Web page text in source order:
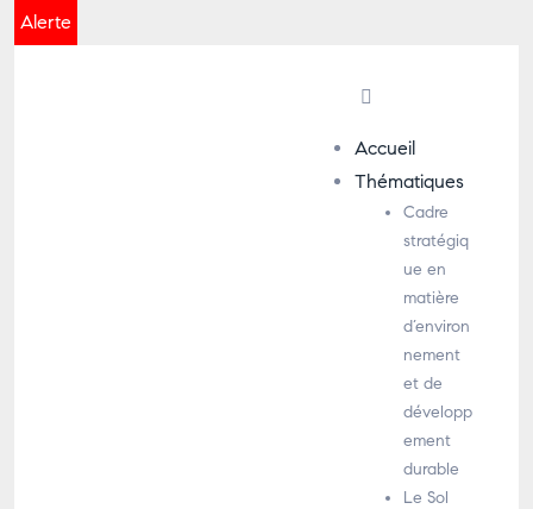
Alerte
Accueil
Thématiques
Cadre
stratégiq
ue en
matière
d’environ
nement
et de
développ
ement
durable
Le Sol